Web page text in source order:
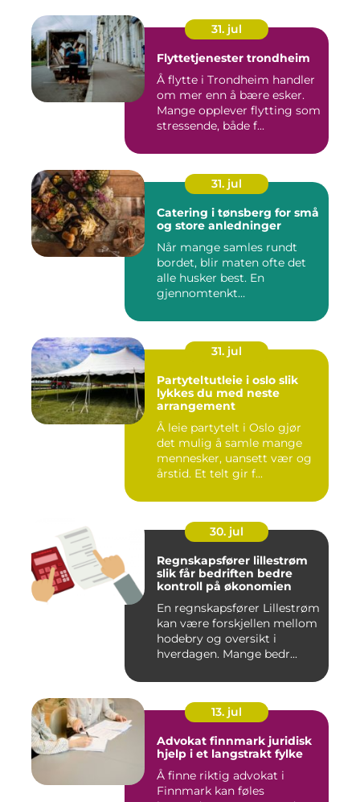
31. jul
Flyttetjenester trondheim
Å flytte i Trondheim handler
om mer enn å bære esker.
Mange opplever flytting som
stressende, både f...
31. jul
Catering i tønsberg for små
og store anledninger
Når mange samles rundt
bordet, blir maten ofte det
alle husker best. En
gjennomtenkt
31. jul
Partyteltutleie i oslo slik
lykkes du med neste
arrangement
Å leie partytelt i Oslo gjør
det mulig å samle mange
mennesker, uansett vær og
årstid. Et telt gir f...
30. jul
Regnskapsfører lillestrøm
slik får bedriften bedre
kontroll på økonomien
En regnskapsfører Lillestrøm
kan være forskjellen mellom
hodebry og oversikt i
hverdagen. Mange bedr...
13. jul
Advokat finnmark juridisk
hjelp i et langstrakt fylke
Å finne riktig advokat i
Finnmark kan føles